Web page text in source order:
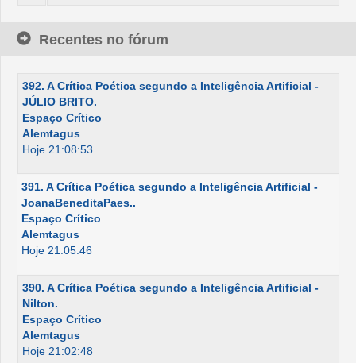
Recentes no fórum
392. A Crítica Poética segundo a Inteligência Artificial -
JÚLIO BRITO.
Espaço Crítico
Alemtagus
Hoje 21:08:53
391. A Crítica Poética segundo a Inteligência Artificial -
JoanaBeneditaPaes..
Espaço Crítico
Alemtagus
Hoje 21:05:46
390. A Crítica Poética segundo a Inteligência Artificial -
Nilton.
Espaço Crítico
Alemtagus
Hoje 21:02:48